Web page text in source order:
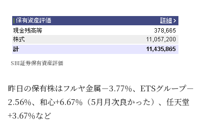
SBI証券保有資産評価
昨日の保有株はフルヤ金属－3.77％、ETSグループ－
2.56％、和心+6.67％（5月月次良かった）、任天堂
+3.67％など